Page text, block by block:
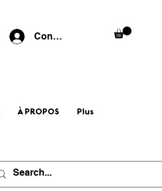
Connexion
À PROPOS Plus